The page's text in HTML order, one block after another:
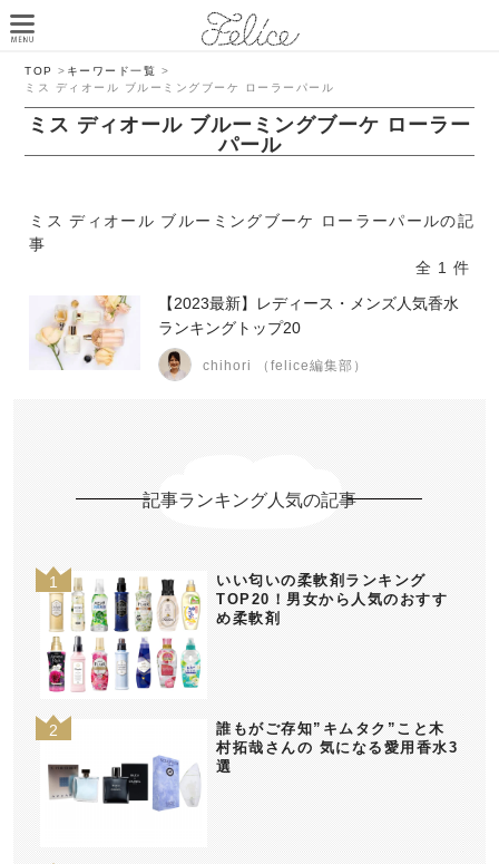
TOP > キーワード一覧 >
ミス ディオール ブルーミングブーケ ローラーパール
ミス ディオール ブルーミングブーケ ローラー
パール
ミス ディオール ブルーミングブーケ ローラーパールの記
事
全 1 件
【2023最新】レディース・メンズ人気香水
ランキングトップ20
chihori （felice編集部）
記事ランキング人気の記事
いい匂いの柔軟剤ランキング
TOP20！男女から人気のおすす
め柔軟剤
誰もがご存知”キムタク”こと木
村拓哉さんの 気になる愛用香水3
選